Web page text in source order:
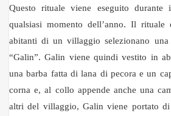
Questo rituale viene eseguito
qualsiasi momento dell’anno. Il
abitanti di un villaggio selezionano una
“Galin”. Galin viene quindi vestito in
una barba fatta di lana di pecora e un
corna e, al collo appende anche una
altri del villaggio, Galin viene portato